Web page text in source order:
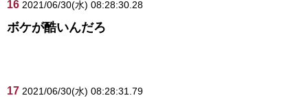
16 2021/06/30(水) 08:28:30.28
ボケが酷いんだろ
17 2021/06/30(水) 08:28:31.79